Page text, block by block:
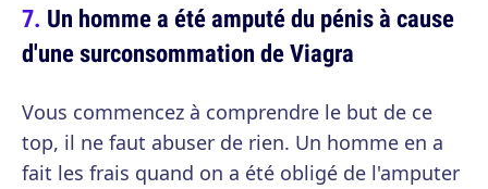
Un homme a été amputé du pénis à cause
d'une surconsommation de Viagra
Vous commencez à comprendre le but de ce
top, il ne faut abuser de rien. Un homme en a
fait les frais quand on a été obligé de l'amputer